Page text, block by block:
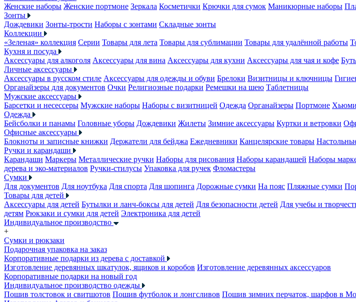
Женские наборы Женские портмоне Зеркала Косметички Крючки для сумок Маникюрные наборы
Зонты
Дождевики Зонты-трости Наборы с зонтами Складные зонты
Коллекции
«Зеленая» коллекция Серии Товары для лета Товары для сублимации Товары для удалённой работы
Кухня и посуда
Аксессуары для алкоголя Аксессуары для вина Аксессуары для кухни Аксессуары для чая и кофе
Личные аксессуары
Аксессуары в русском стиле Аксессуары для одежды и обуви Брелоки Визитницы и ключницы
Органайзеры для документов Очки Религиозные подарки Ремешки на шею Таблетницы
Мужские аксессуары
Барсетки и несессеры Мужские наборы Наборы с визитницей Одежда Органайзеры Портмоне
Одежда
Бейсболки и панамы Головные уборы Дождевики Жилеты Зимние аксессуары Куртки и ветровки
Офисные аксессуары
Блокноты и записные книжки Держатели для бейджа Ежедневники Канцелярские товары
Ручки и карандаши
Карандаши Маркеры Металлические ручки Наборы для рисования Наборы карандашей Наборы
дерева и эко-материалов Ручки-стилусы Упаковка для ручек Фломастеры
Сумки
Для документов Для ноутбука Для спорта Для шопинга Дорожные сумки На пояс Пляжные сумки
Товары для детей
Аксессуары для детей Бутылки и ланч-боксы для детей Для безопасности детей Для учебы и
детям Рюкзаки и сумки для детей Электроника для детей
Индивидуальное производство
+
Сумки и рюкзаки
Подарочная упаковка на заказ
Корпоративные подарки из дерева с доставкой
Изготовление деревянных шкатулок, ящиков и коробов Изготовление деревянных аксессуаров
Корпоративные подарки на новый год
Индивидуальное производство одежды
Пошив толстовок и свитшотов Пошив футболок и лонгсливов Пошив зимних перчаток, шарфов в